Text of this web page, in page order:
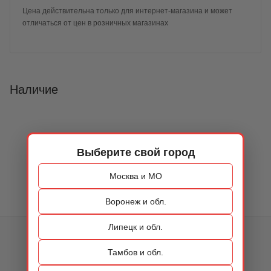
Выберите свой город
Москва и МО
Воронеж и обл.
Липецк и обл.
Тамбов и обл.
Цена действительна только для интернет-магазина и может
отличаться от цен в розничных магазинах
Наличие
КАТАЛОГ